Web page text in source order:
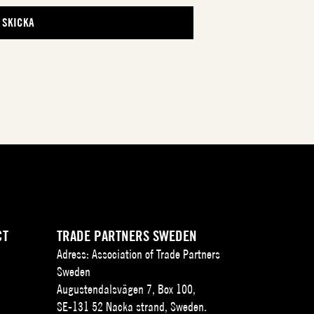
TRADE PARTNERS SWEDEN
Adress: Association of Trade Partners
Sweden
Augustendalsvägen 7, Box 100,
SE-131 52 Nacka strand, Sweden.